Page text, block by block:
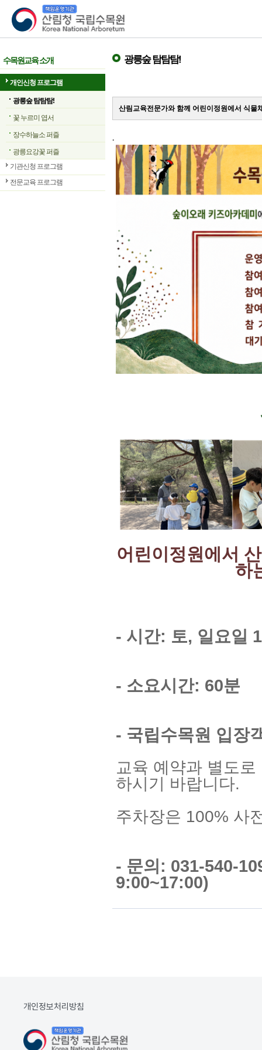
산림청 국립수목원
수목원교육 소개
개인신청 프로그램
광릉숲 탐탐탐!
꽃 누르미 엽서
장수하늘소 퍼즐
광릉요강꽃 퍼즐
기관신청 프로그램
전문교육 프로그램
광릉숲 탐탐탐!
산림교육전문가와 함께 어린이정원에서 식물
.
어린이정원에서
하
- 시간: 토, 일요일
- 소요시간: 60분
- 국립수목원 입장
교육 예약과 별도
하시기 바랍니다.
주차장은 100% 사
- 문의: 031-540-
9:00~17:00)
개인정보처리방침